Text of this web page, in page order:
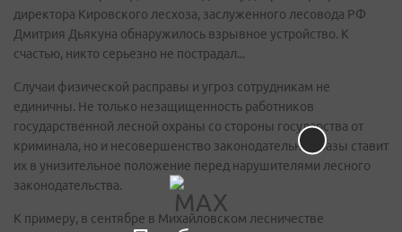
директора Кировского лесхоза, заслуженного лесовода РФ
Дмитрия Дьякуна обнаружилось взрывное устройство. К
счастью, никто серьезно не пострадал...
Случаи физической расправы и угроз сотрудникам не
единичны. Не только незащищенность работников
государственной лесной охраны со стороны государства от
криминала, но и несовершенство законодательной базы ставит
их в унизительное положение перед нарушителями лесного
законодательства.
К примеру, в сентябре в Михайловском лесничестве